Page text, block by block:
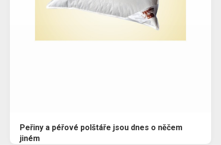
Peřiny a péřové polštáře jsou dnes o něčem
jiném